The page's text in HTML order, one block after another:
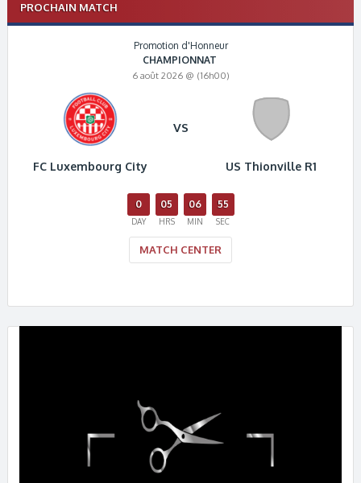
PROCHAIN MATCH
Promotion d'Honneur
CHAMPIONNAT
6 août 2026 @ (16h00)
FC Luxembourg City
VS
US Thionville R1
0
DAY
05
HRS
06
MIN
55
SEC
MATCH CENTER